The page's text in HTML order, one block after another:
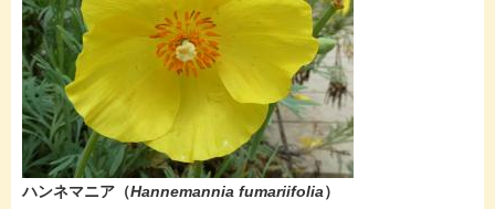
ハンネマニア（Hannemannia fumariifolia）